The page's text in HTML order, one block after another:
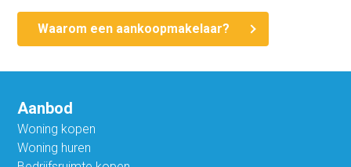
Waarom een aankoopmakelaar?
Aanbod
Woning kopen
Woning huren